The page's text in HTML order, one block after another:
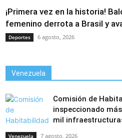
¡Primera vez en la historia!
femenino derrota a Brasil y
Deportes 6 agosto, 2026
Venezuela
Comisión de
inspeccionado
mil
Venezuela 7 agosto, 2026